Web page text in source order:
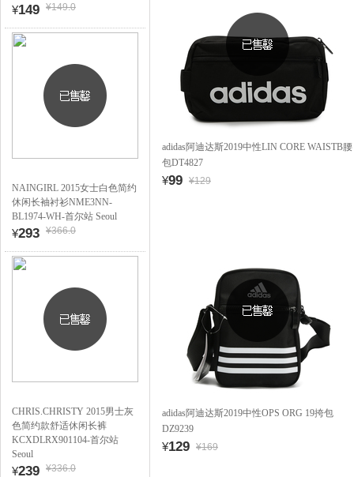
¥149 ¥149.0
NAINGIRL 2015女士白色简约
休闲长袖衬衫NME3NN-
BL1974-WH-首尔站 Seoul
¥293 ¥366.0
CHRIS.CHRISTY 2015男士灰
色简约款舒适休闲长裤
KCXDLRX901104-首尔站
Seoul
¥239 ¥336.0
adidas阿迪达斯2019中性LIN CORE WAISTB腰
包DT4827
¥99 ¥129
adidas阿迪达斯2019中性OPS ORG 19挎包
DZ9239
¥129 ¥169